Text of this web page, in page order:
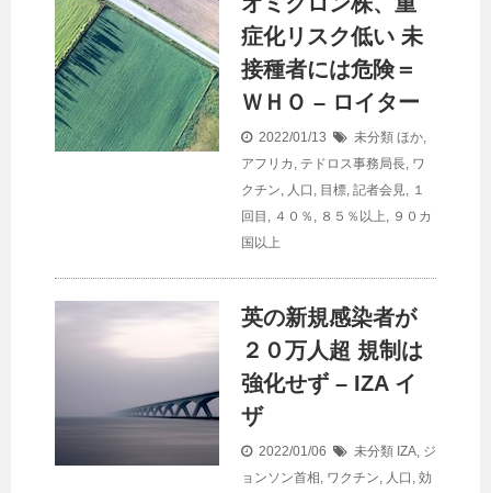
症化リスク低い 未
接種者には危険＝
ＷＨＯ – ロイター
2022/01/13 未分類 ほか,
アフリカ , テドロス事務局長, ワ
クチン, 人口 , 目標, 記者会見, １
回目 , ４０％ , ８５％以上, ９０カ
国以上
英の新規感染者が
２０万人超 規制は
強化せず – IZA イ
ザ
2022/01/06 未分類 IZA, ジ
ョンソン首相, ワクチン, 人口 , 効